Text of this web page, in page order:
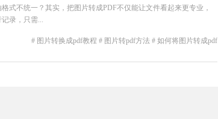
式不统一？其实，把图片转成PDF不仅能让文件看起来更专业，
录，只需...
# 图片转换成pdf教程 # 图片转pdf方法 # 如何将图片转成pdf